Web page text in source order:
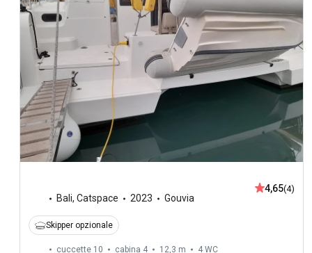
Bali, Catspace 2023 Gouvia
4,65(4)
Skipper opzionale
cuccette 10 cabina 4 12,3 m 4 WC